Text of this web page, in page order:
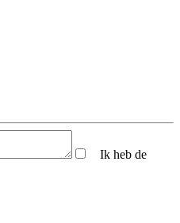
Ik heb de